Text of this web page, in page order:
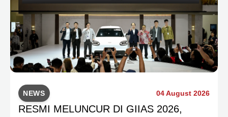
NEWS 04 August 2026
RESMI MELUNCUR DI GIIAS 2026,